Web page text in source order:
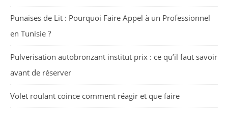
Punaises de Lit : Pourquoi Faire Appel à un Professionnel
en Tunisie ?
Pulverisation autobronzant institut prix : ce qu’il faut savoir
avant de réserver
Volet roulant coince comment réagir et que faire